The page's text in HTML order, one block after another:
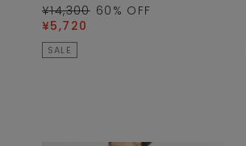
¥14,300 60 % OFF
¥5,720
SALE